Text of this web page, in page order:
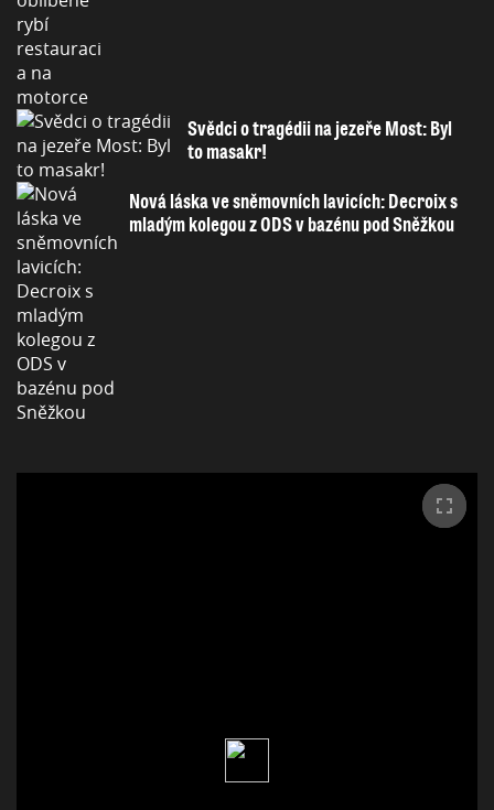
Svědci o tragédii na jezeře Most: Byl
to masakr!
Nová láska ve sněmovních lavicích: Decroix s
mladým kolegou z ODS v bazénu pod Sněžkou